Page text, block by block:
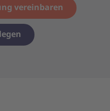
vereinbaren